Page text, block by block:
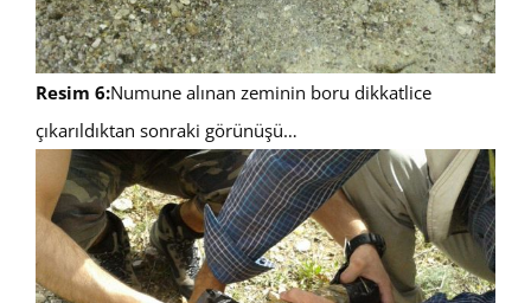
Resim 6:Numune alınan zeminin boru dikkatlice
çıkarıldıktan sonraki görünüşü…